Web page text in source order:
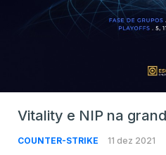
Vitality e NIP na
COUNTER-STRIKE 11 dez 2021